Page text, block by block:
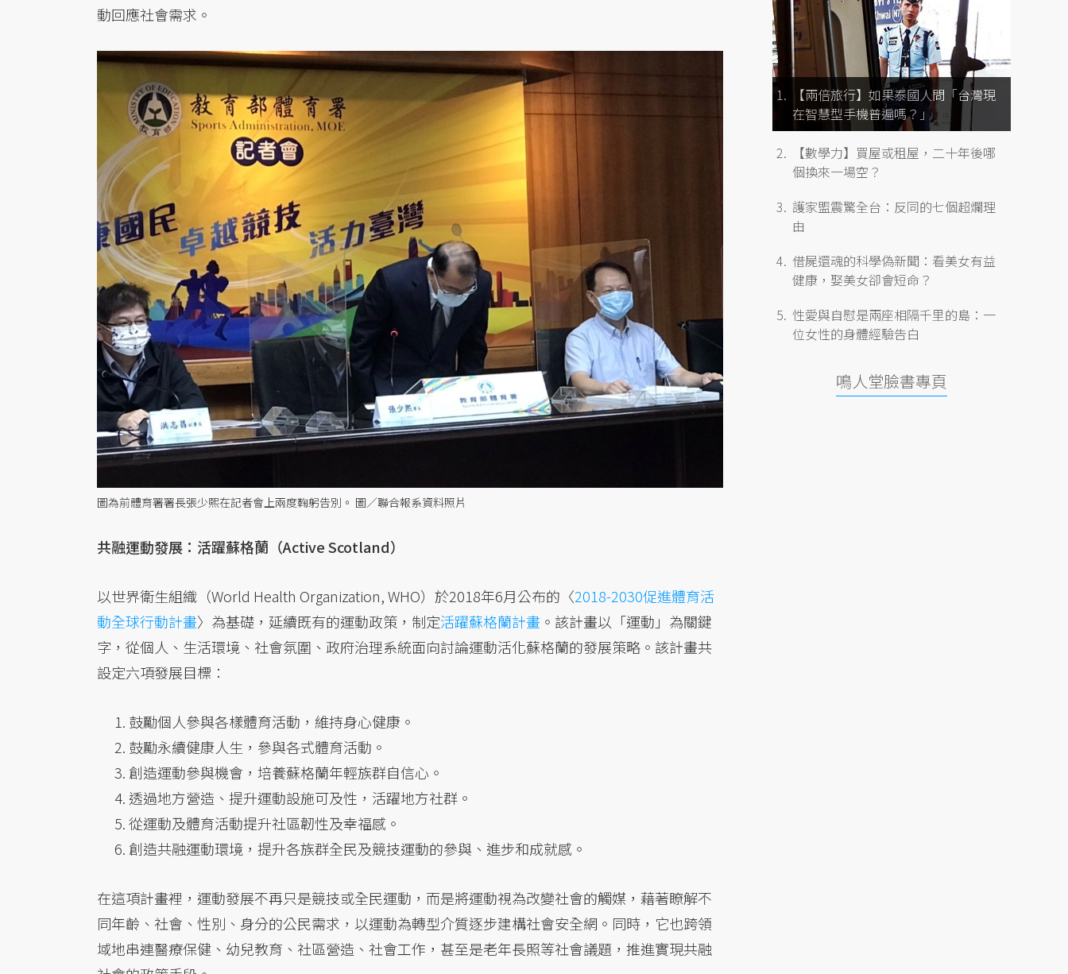
動回應社會需求。
圖為前體育署署長張少熙在記者會上兩度鞠躬告別。 圖／聯合報系資料照片
共融運動發展：活躍蘇格蘭（Active Scotland）
以世界衛生組織（World Health Organization, WHO）於2018年6月公布的〈2018-2030促進體育活
動全球行動計畫〉為基礎，延續既有的運動政策，制定活躍蘇格蘭計畫 。該計畫以「運動」為關鍵
字，從個人、生活環境、社會氛圍、政府治理系統面向討論運動活化蘇格蘭的發展策略。該計畫共
設定六項發展目標：
鼓勵個人參與各樣體育活動，維持身心健康。
鼓勵永續健康人生，參與各式體育活動。
創造運動參與機會，培養蘇格蘭年輕族群自信心。
透過地方營造、提升運動設施可及性，活躍地方社群。
從運動及體育活動提升社區韌性及幸福感。
創造共融運動環境，提升各族群全民及競技運動的參與、進步和成就感。
在這項計畫裡，運動發展不再只是競技或全民運動，而是將運動視為改變社會的觸媒，藉著瞭解不
同年齡、社會、性別、身分的公民需求，以運動為轉型介質逐步建構社會安全網。同時，它也跨領
域地串連醫療保健、幼兒教育、社區營造、社會工作，甚至是老年長照等社會議題，推進實現共融
【兩倍旅行】如果泰國人問「台灣現
在智慧型手機普遍嗎？」
【數學力】買屋或租屋，二十年後哪
個換來一場空？
護家盟震驚全台：反同的七個超爛理
由
借屍還魂的科學偽新聞：看美女有益
健康，娶美女卻會短命？
性愛與自慰是兩座相隔千里的島：一
位女性的身體經驗告白
鳴人堂臉書專頁